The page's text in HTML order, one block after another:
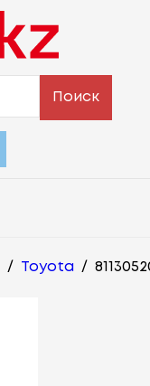
Поиск
/ Toyota /